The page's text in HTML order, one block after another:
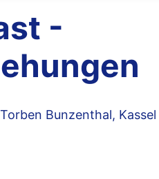
-
Bunzenthal, Kassel